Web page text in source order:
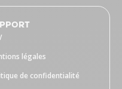
légales
de confidentialité